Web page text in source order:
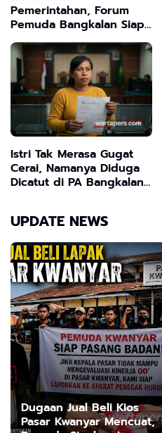
Pemerintahan, Forum
Pemuda Bangkalan Siap
Buka Ruang Dialog dan
Kontrol Sosial
Istri Tak Merasa Gugat
Cerai, Namanya Diduga
Dicatut di PA Bangkalan:
UPDATE NEWS
Dugaan Jual Beli Kios
Pasar Kwanyar Mencuat,